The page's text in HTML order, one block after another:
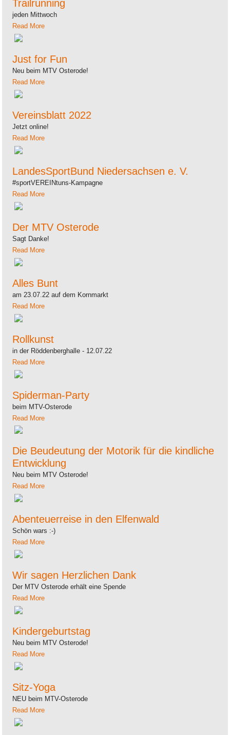
Trailrunning
jeden Mittwoch
Read More
Just for Fun
Neu beim MTV Osterode!
Read More
Vereinsblatt 2022
Jetzt online!
Read More
LandesSportBund Niedersachsen e. V.
#sportVEREINtuns-Kampagne
Read More
Der MTV Osterode
Sagt Danke!
Read More
Alles Bunt
am 23.07.22 auf dem Kornmarkt
Read More
Rollkunst
in der Röddenberghalle - 12.07.22
Read More
Spiderman-Party
beim MTV-Osterode
Read More
Die Beudeutung der Motorik für die kindliche
Entwicklung
Neu beim MTV Osterode!
Read More
Abenteuerreise in den Elfenwald
Schön wars :-)
Read More
Wir sagen Herzlichen Dank
Der MTV Osterode erhält eine Spende
Read More
Kindergeburtstag
Neu beim MTV Osterode!
Read More
Sitz-Yoga
NEU beim MTV-Osterode
Read More